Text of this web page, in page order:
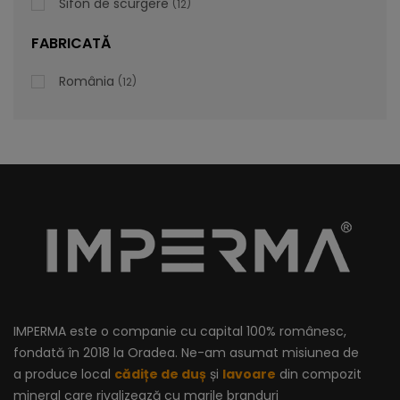
996,47lei
Sifon de scurgere 12
FABRICATĂ
România 12
IMPERMA este o companie cu capital 100% românesc,
fondată în 2018 la Oradea. Ne-am asumat misiunea de
a produce local cădițe de duș și lavoare din compozit
mineral care rivalizează cu marile branduri